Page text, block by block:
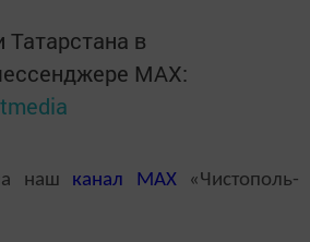
Татарстана в
MАХ:
наш канал MAX«Чистополь-